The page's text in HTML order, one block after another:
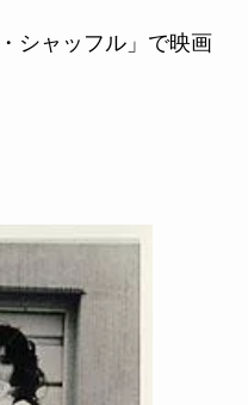
シャッフル」で映画